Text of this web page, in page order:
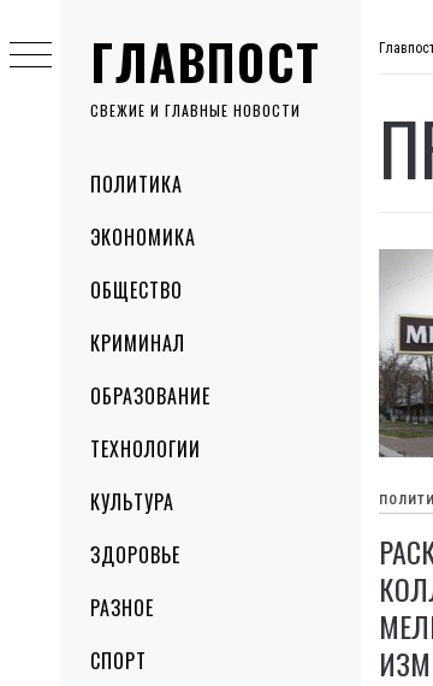
ГЛАВПОСТ
СВЕЖИЕ И ГЛАВНЫЕ НОВОСТИ
MenuПОЛИТИКА
ЭКОНОМИКА
ОБЩЕСТВО
КРИМИНАЛ
ОБРАЗОВАНИЕ
ТЕХНОЛОГИИ
КУЛЬТУРА
ЗДОРОВЬЕ
РАЗНОЕ
СПОРТ
to
content